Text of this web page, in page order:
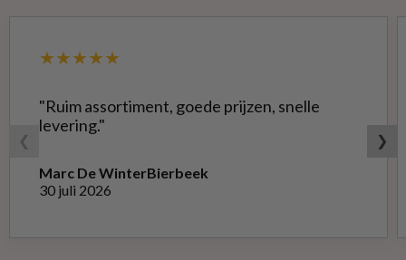
❮
★★★★★
"Ruim assortiment, goede prijzen, snelle
levering."
Marc De WinterBierbeek
30 juli 2026
❯